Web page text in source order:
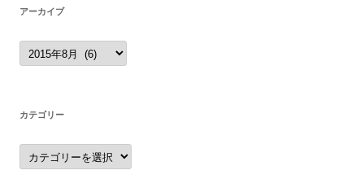
アーカイブ
ア
ー
カ
カテゴリー
カ
テ
ゴ